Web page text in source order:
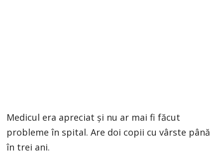
Medicul era apreciat și nu ar mai fi făcut
probleme în spital. Are doi copii cu vârste până
în trei ani.